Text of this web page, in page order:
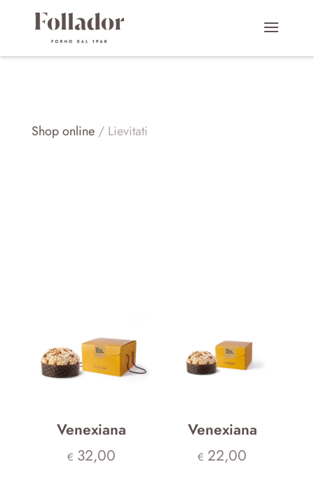
Shop online/ Lievitati
Venexiana
€ 32,00
Venexiana
€ 22,00